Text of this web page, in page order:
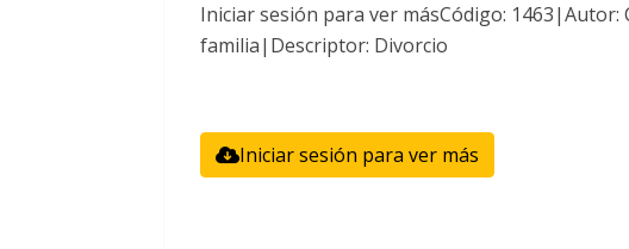
Iniciar sesión para ver másCódigo: 1463|Autor:
familia|Descriptor: Divorcio
Iniciar sesión para ver más